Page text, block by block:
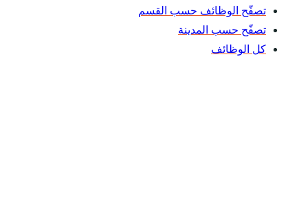
تصفّح الوظائف حسب القسم
تصفّح حسب المدينة
كل الوظائف